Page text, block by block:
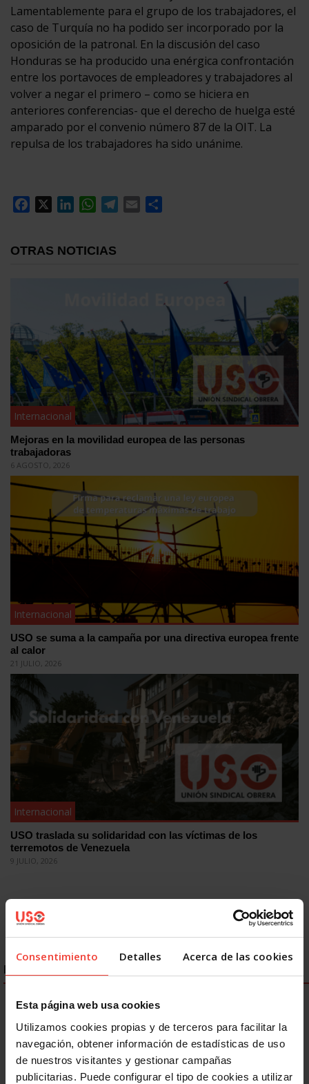
Consentimiento Detalles Acerca de las cookies
Esta página web usa cookies
Utilizamos cookies propias y de terceros para facilitar la
navegación, obtener información de estadísticas de uso
de nuestros visitantes y gestionar campañas
publicitarias. Puede configurar el tipo de cookies a utilizar
Lamentablemente para el grupo de los trabajadores, el
caso de Turquía no ha podido ser incorporado por la
oposición de la patronal. En la discusión del caso
Honduras se ha producido una enérgica confrontación
entre los portavoces de empleadores y trabajadores al
volver a negar el primero – como se hiciera en
anteriores conferencias- que el derecho de huelga esté
amparado por el convenio número 87 de la OIT. La
repulsa de los trabajadores ha sido unánime.
Facebook LinkedInWhatsApp
Telegram
Email
OTRAS NOTICIAS
Internacional
Mejoras en la movilidad europea de las personas
trabajadoras
6 AGOSTO, 2026
Internacional
USO se suma a la campaña por una directiva europea frente
al calor
21 JULIO, 2026
Internacional
USO traslada su solidaridad con las víctimas de los
terremotos de Venezuela
9 JULIO, 2026
ENLACES DESTACADOS